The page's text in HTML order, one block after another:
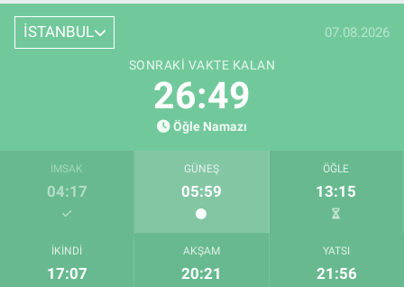
İSTANBUL 07.08.2026
SONRAKI VAKTE KALAN
26:48
Öğle Namazı
İMSAK
04:17
GÜNEŞ
05:59
ÖĞLE
13:15
İKINDI
17:07
AKŞAM
20:21
YATSI
21:56